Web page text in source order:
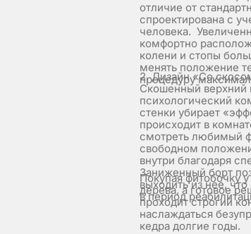
отличие от
спроектирована с
человека.
комфортно
колени и стопы
менять положение
процедуру
2. Дизайн «Со
Скошенный верхний
психологический
стенки убирает
происходит в
смотреть любимый
свободном
внутри благодаря
Заниженный борт
выходить из нее,
в период
Покупая фитобочку
дерева, а готовое
проходит строгий
наслаждаться
кедра долгие годы.